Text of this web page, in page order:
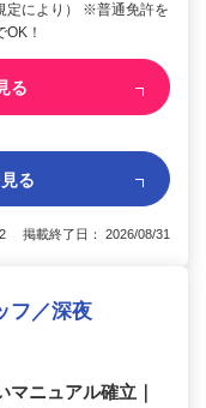
定により） ※普通免許を
！
る
る
掲載終了日： 2026/08/31
フ／深夜
マニュアル確立｜